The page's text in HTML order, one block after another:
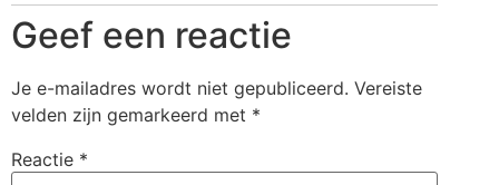
Geef een reactie
Je e-mailadres wordt niet gepubliceerd. Vereiste
velden zijn gemarkeerd met *
Reactie *